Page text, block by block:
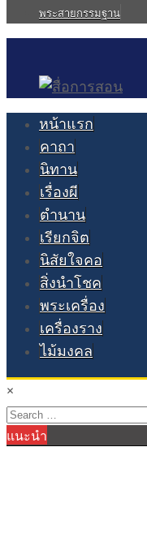
พระสายกรรมฐาน
หน้าแรก
คาถา
นิทาน
เรื่องผี
ตำนาน
เรียกจิต
นิสัยใจคอ
สิ่งนำโชค
พระเครื่อง
เครื่องราง
ไม้มงคล
×
Search
for:
แนะนำ